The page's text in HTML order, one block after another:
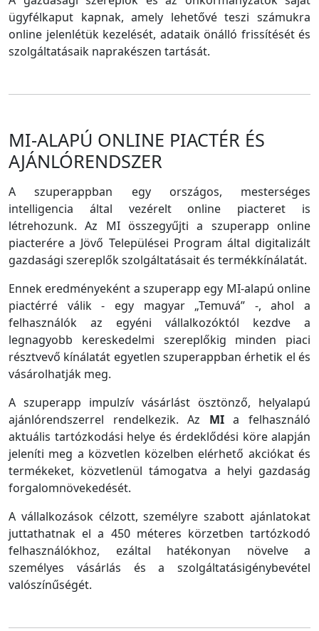
ügyfélkaput kapnak, amely lehetővé teszi számukra
online jelenlétük kezelését, adataik önálló frissítését és
szolgáltatásaik naprakészen tartását.
MI-ALAPÚ ONLINE PIACTÉR ÉS
AJÁNLÓRENDSZER
A szuperappban egy országos, mesterséges
intelligencia által vezérelt online piacteret is
létrehozunk. Az MI összegyűjti a szuperapp online
piacterére a Jövő Települései Program által digitalizált
gazdasági szereplők szolgáltatásait és termékkínálatát.
Ennek eredményeként a szuperapp egy MI-alapú online
piactérré válik - egy magyar „Temuvá” -, ahol a
felhasználók az egyéni vállalkozóktól kezdve a
legnagyobb kereskedelmi szereplőkig minden piaci
résztvevő kínálatát egyetlen szuperappban érhetik el és
vásárolhatják meg.
A szuperapp impulzív vásárlást ösztönző, helyalapú
ajánlórendszerrel rendelkezik. Az MIa felhasználó
aktuális tartózkodási helye és érdeklődési köre alapján
jeleníti meg a közvetlen közelben elérhető akciókat és
termékeket, közvetlenül támogatva a helyi gazdaság
forgalomnövekedését.
A vállalkozások célzott, személyre szabott ajánlatokat
juttathatnak el a 450 méteres körzetben tartózkodó
felhasználókhoz, ezáltal hatékonyan növelve a
személyes vásárlás és a szolgáltatásigénybevétel
valószínűségét.